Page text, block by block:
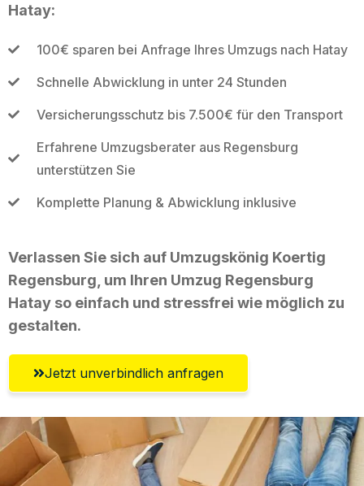
Hatay:
100€ sparen bei Anfrage Ihres Umzugs nach Hatay
Schnelle Abwicklung in unter 24 Stunden
Versicherungsschutz bis 7.500€ für den Transport
Erfahrene Umzugsberater aus Regensburg
unterstützen Sie
Komplette Planung & Abwicklung inklusive
Verlassen Sie sich auf Umzugskönig Koertig
Regensburg, um Ihren Umzug Regensburg
Hatay so einfach und stressfrei wie möglich zu
gestalten.
Jetzt unverbindlich anfragen